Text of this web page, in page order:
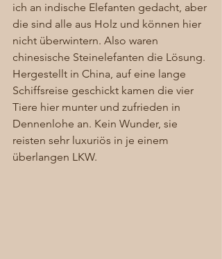
ich an indische Elefanten gedacht, aber
die sind alle aus Holz und können hier
nicht überwintern. Also waren
chinesische Steinelefanten die Lösung.
Hergestellt in China, auf eine lange
Schiffsreise geschickt kamen die vier
Tiere hier munter und zufrieden in
Dennenlohe an. Kein Wunder, sie
reisten sehr luxuriös in je einem
überlangen LKW.